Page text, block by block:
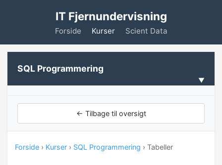
IT Fjernundervisning
Forside Kurser Scient Data
SQL Programmering
← Tilbage til oversigt
Forside › Kurser › SQL Programmering › Tabeller